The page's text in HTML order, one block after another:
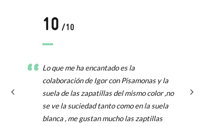
10 /10
Lo que me ha encantado es la
colaboración de Igor con Pisamonas y la
suela de las zapatillas del mismo color ,no
se ve la suciedad tanto como en la suela
blanca , me gustan mucho las zaptillas